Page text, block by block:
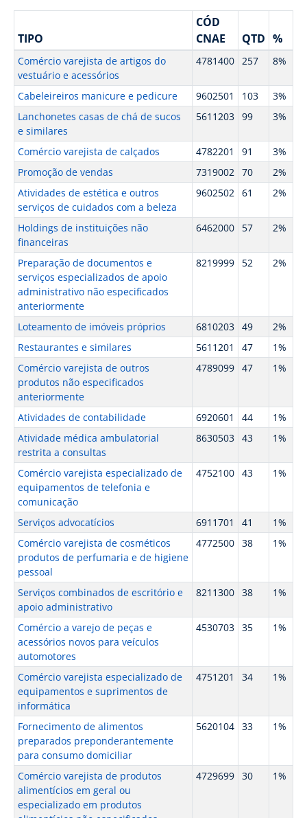
TIPO
CÓD
CNAE
QTD %
Comércio varejista de artigos do
vestuário e acessórios
4781400 257 8%
Cabeleireiros manicure e pedicure 9602501 103
3%
Lanchonetes casas de chá de sucos
e similares
5611203 99 3%
Comércio varejista de calçados 4782201 91
3%
Promoção de vendas
7319002 70
2%
Atividades de estética e outros
serviços de cuidados com a beleza
9602502 61 2%
Holdings de instituições não
financeiras
6462000 57 2%
Preparação de documentos e
serviços especializados de apoio
administrativo não especificados
anteriormente
8219999 52 2%
Loteamento de imóveis próprios 6810203 49
2%
Restaurantes e similares
5611201 47
1%
Comércio varejista de outros
produtos não especificados
anteriormente
4789099 47 1%
Atividades de contabilidade 6920601 44
1%
Atividade médica ambulatorial
restrita a consultas
8630503 43 1%
Comércio varejista especializado de
equipamentos de telefonia e
comunicação
4752100 43 1%
Serviços advocatícios 6911701 41
1%
Comércio varejista de cosméticos
produtos de perfumaria e de higiene
pessoal
4772500 38 1%
Serviços combinados de escritório e
apoio administrativo
8211300 38 1%
Comércio a varejo de peças e
acessórios novos para veículos
automotores
4530703 35 1%
Comércio varejista especializado de
equipamentos e suprimentos de
informática
4751201 34 1%
Fornecimento de alimentos
preparados preponderantemente
para consumo domiciliar
5620104 33 1%
Comércio varejista de produtos
alimentícios em geral ou
especializado em produtos
4729699 30 1%